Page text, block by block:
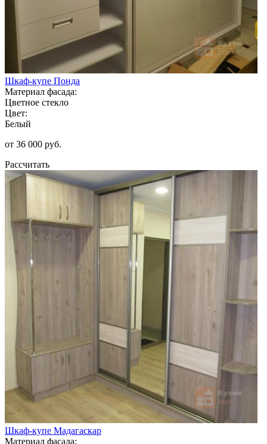
Шкаф-купе Понда
Материал фасада:
Цветное стекло
Цвет:
Белый
от 36 000 руб.
Рассчитать
Шкаф-купе Мадагаскар
Материал фасада: